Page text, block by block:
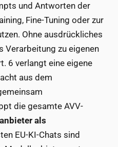
und Antworten der
Fine-Tuning oder zur
Ohne ausdrückliches
Verarbeitung zu eigenen
6 verlangt eine eigene
aus dem
die gesamte AVV-
als
EU-KI-Chats sind